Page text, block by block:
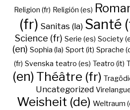
Religion (fr) Religión (es)
(fr) Sanitas (la) Santé
Science (fr) Serie (es) Society
(en) Sophia (la) Sport (it) Sprache
(fr) Svenska teatro (es) Teatro (it)
(en) Théâtre (fr)
Uncategorized
Weisheit (de) Weltraum